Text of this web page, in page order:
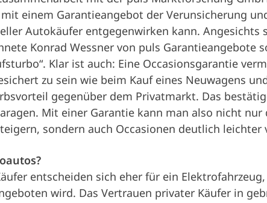
einem Garantieangebot der Verunsicherung
Autokäufer entgegenwirken kann. Angesichts
Konrad Wessner von puls Garantieangebote
Klar ist auch: Eine Occasionsgarantie
zu sein wie beim Kauf eines Neuwagens
gegenüber dem Privatmarkt. Das
Mit einer Garantie kann man also nicht nur
sondern auch Occasionen deutlich leichter
entscheiden sich eher für ein
wird. Das Vertrauen privater Käufer in